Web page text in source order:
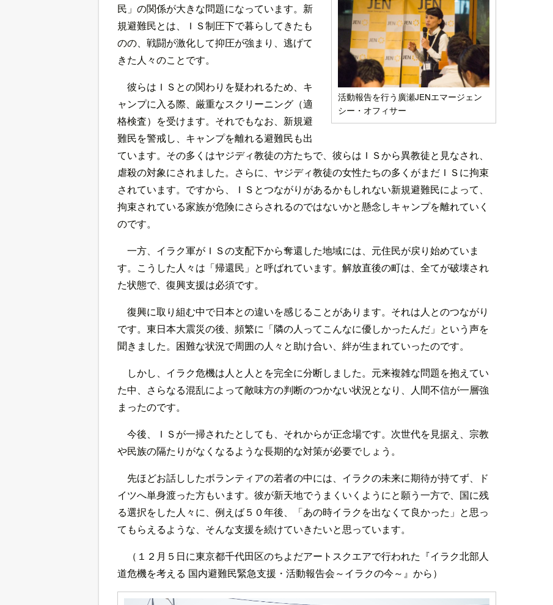
活動報告を行う廣瀬JENエマージェン
シー・オフィサー
民」の関係が大きな問題になっています。新
規避難民とは、ＩＳ制圧下で暮らしてきたも
のの、戦闘が激化して抑圧が強まり、逃げて
きた人々のことです。
彼らはＩＳとの関わりを疑われるため、キ
ャンプに入る際、厳重なスクリーニング（適
格検査）を受けます。それでもなお、新規避
難民を警戒し、キャンプを離れる避難民も出
ています。その多くはヤジディ教徒の方たちで、彼らはＩＳから異教徒と見なされ、
虐殺の対象にされました。さらに、ヤジディ教徒の女性たちの多くがまだＩＳに拘束
されています。ですから、ＩＳとつながりがあるかもしれない新規避難民によって、
拘束されている家族が危険にさらされるのではないかと懸念しキャンプを離れていく
のです。
一方、イラク軍がＩＳの支配下から奪還した地域には、元住民が戻り始めていま
す。こうした人々は「帰還民」と呼ばれています。解放直後の町は、全てが破壊され
た状態で、復興支援は必須です。
復興に取り組む中で日本との違いを感じることがあります。それは人とのつながり
です。東日本大震災の後、頻繁に「隣の人ってこんなに優しかったんだ」という声を
聞きました。困難な状況で周囲の人々と助け合い、絆が生まれていったのです。
しかし、イラク危機は人と人とを完全に分断しました。元来複雑な問題を抱えてい
た中、さらなる混乱によって敵味方の判断のつかない状況となり、人間不信が一層強
まったのです。
今後、ＩＳが一掃されたとしても、それからが正念場です。次世代を見据え、宗教
や民族の隔たりがなくなるような長期的な対策が必要でしょう。
先ほどお話ししたボランティアの若者の中には、イラクの未来に期待が持てず、ド
イツへ単身渡った方もいます。彼が新天地でうまくいくようにと願う一方で、国に残
る選択をした人々に、例えば５０年後、「あの時イラクを出なくて良かった」と思っ
てもらえるような、そんな支援を続けていきたいと思っています。
（１２月５日に東京都千代田区のちよだアートスクエアで行われた『イラク北部人
道危機を考える 国内避難民緊急支援・活動報告会～イラクの今～』から）